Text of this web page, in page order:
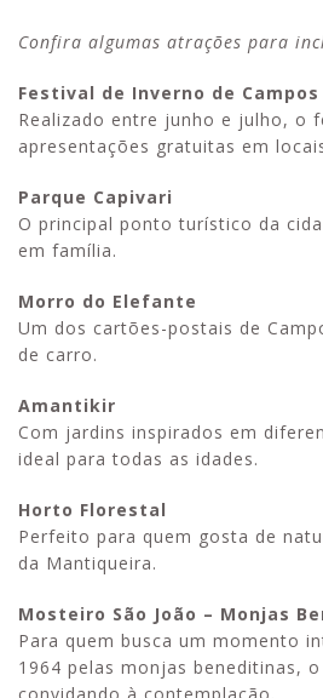
Confira algumas atrações para
Festival de Inverno de Campos
Realizado entre junho e julho, o
apresentações gratuitas em
Parque Capivari
O principal ponto turístico da
em família.
Morro do Elefante
Um dos cartões-postais de
de carro.
Amantikir
Com jardins inspirados em
ideal para todas as idades.
Horto Florestal
Perfeito para quem gosta de
da Mantiqueira.
Mosteiro São João – Monjas
Para quem busca um momento
1964 pelas monjas beneditinas,